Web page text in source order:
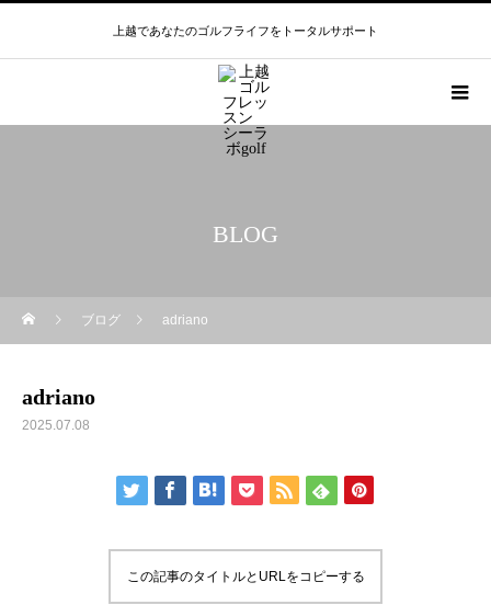
上越であなたのゴルフライフをトータルサポート
BLOG
ブログ adriano
adriano
2025.07.08
この記事のタイトルとURLをコピーする